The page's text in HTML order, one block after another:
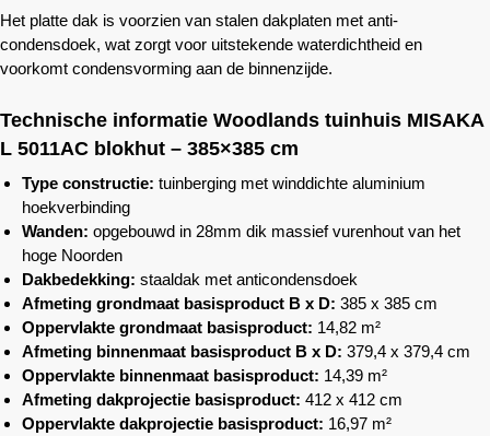
Het platte dak is voorzien van stalen dakplaten met anti-
condensdoek, wat zorgt voor uitstekende waterdichtheid en
voorkomt condensvorming aan de binnenzijde.
Technische informatie Woodlands tuinhuis MISAKA
L 5011AC blokhut – 385×385 cm
Type constructie: tuinberging met winddichte aluminium
hoekverbinding
Wanden: opgebouwd in 28mm dik massief vurenhout van het
hoge Noorden
Dakbedekking: staaldak met anticondensdoek
Afmeting grondmaat basisproduct B x D: 385 x 385 cm
Oppervlakte grondmaat basisproduct: 14,82 m²
Afmeting binnenmaat basisproduct B x D: 379,4 x 379,4 cm
Oppervlakte binnenmaat basisproduct: 14,39 m²
Afmeting dakprojectie basisproduct: 412 x 412 cm
Oppervlakte dakprojectie basisproduct: 16,97 m²